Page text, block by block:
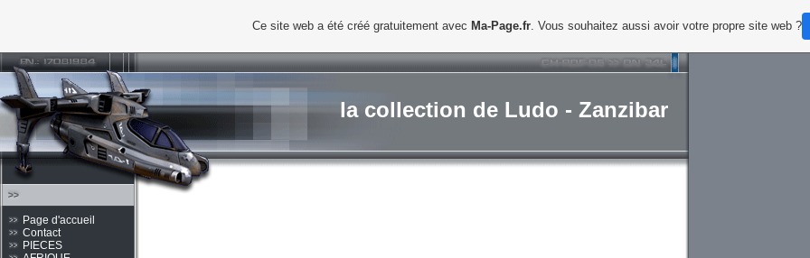
la collection de Ludo - Zanzibar
Page d'accueil
Contact
PIECES
Ce site web a été créé gratuitement avec Ma-Page.fr. Vous souhaitez aussi avoir votre propre site web ?